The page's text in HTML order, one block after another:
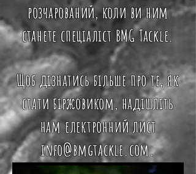
розчарований, коли ви ним
станете спеціаліст BMG Tackle.
Щоб дізнатись більше про те, як
стати біржовиком, надішліть
нам електронний лист
info@bmgtackle.com.